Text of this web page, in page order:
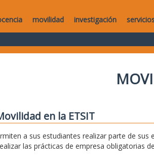
movilidad investigación
en la ETSIT
a sus estudiantes realizar parte de sus
las prácticas de empresa obligatorias